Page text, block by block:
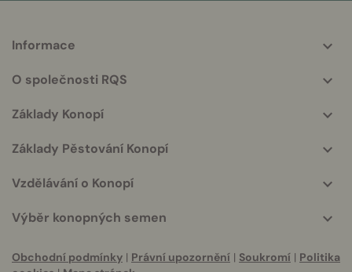
More
info
Informace
O společnosti RQS
Základy Konopí
Základy Pěstování Konopí
Vzdělávání o Konopí
Výběr konopných semen
Obchodní podmínky | Právní upozornění | Soukromí | Politika